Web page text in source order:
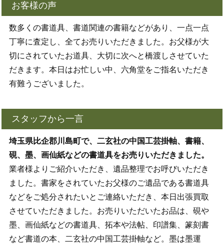
お客様の声
数多くの書道具、書道関連の書籍などがあり、一点一点
丁寧に査定し、全てお売りいただきました。お父様が大
切にされていたお道具、大切に次へと橋渡しさせていた
だきます。本日はお忙しい中、六角堂をご指名いただき
有難うございました。
スタッフから一言
埼玉県比企郡川島町で、二玄社の中国工芸掛軸、書籍、
硯、墨、画仙紙などの書道具をお売りいただきました。
業者様よりご紹介いただき、遺品整理でお呼びいただき
ました。書家をされていたお父様のご遺品である書道具
などをご処分されたいとご連絡いただき、本日出張買取
させていただきました。お売りいただいたお品は、硯や
墨、画仙紙などの書道具、拓本や法帖、印譜集、篆刻書
など書道の本、二玄社の中国工芸掛軸など。墨は墨運